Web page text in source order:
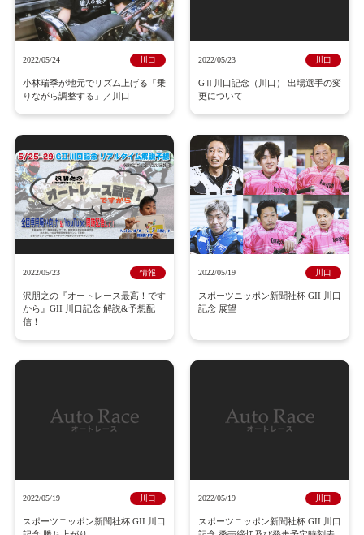
2022/05/24 川口
小林瑞季が地元でリズム上げる「乗
りながら調整する」／川口
2022/05/23 川口
GⅡ川口記念（川口） 出場選手の変
更について
2022/05/23 情報
沢朋之の『オートレース最高！です
から』GII 川口記念 解説&予想配
信！
2022/05/19 川口
スポーツニッポン新聞社杯 GII 川口
記念 展望
2022/05/19 川口
スポーツニッポン新聞社杯 GII 川口
2022/05/19 川口
スポーツニッポン新聞社杯 GII 川口